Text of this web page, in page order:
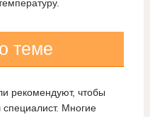
теме
рекомендуют, чтобы
специалист. Многие